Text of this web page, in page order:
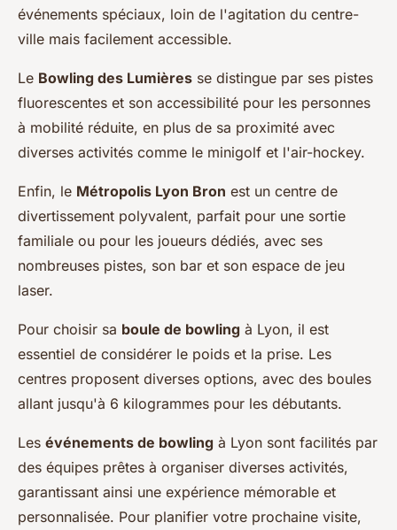
événements spéciaux, loin de l'agitation du centre-
ville mais facilement accessible.
Le Bowling des Lumières se distingue par ses pistes
fluorescentes et son accessibilité pour les personnes
à mobilité réduite, en plus de sa proximité avec
diverses activités comme le minigolf et l'air-hockey.
Enfin, le Métropolis Lyon Bron est un centre de
divertissement polyvalent, parfait pour une sortie
familiale ou pour les joueurs dédiés, avec ses
nombreuses pistes, son bar et son espace de jeu
laser.
Pour choisir sa boule de bowling à Lyon, il est
essentiel de considérer le poids et la prise. Les
centres proposent diverses options, avec des boules
allant jusqu'à 6 kilogrammes pour les débutants.
Les événements de bowling à Lyon sont facilités par
des équipes prêtes à organiser diverses activités,
garantissant ainsi une expérience mémorable et
personnalisée. Pour planifier votre prochaine visite,